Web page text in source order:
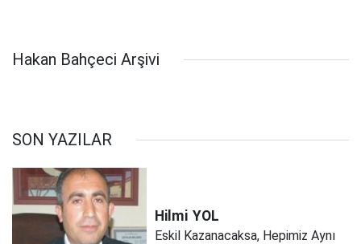
Hakan Bahçeci Arşivi
SON YAZILAR
Hilmi YOL
Eskil Kazanacaksa, Hepimiz Aynı